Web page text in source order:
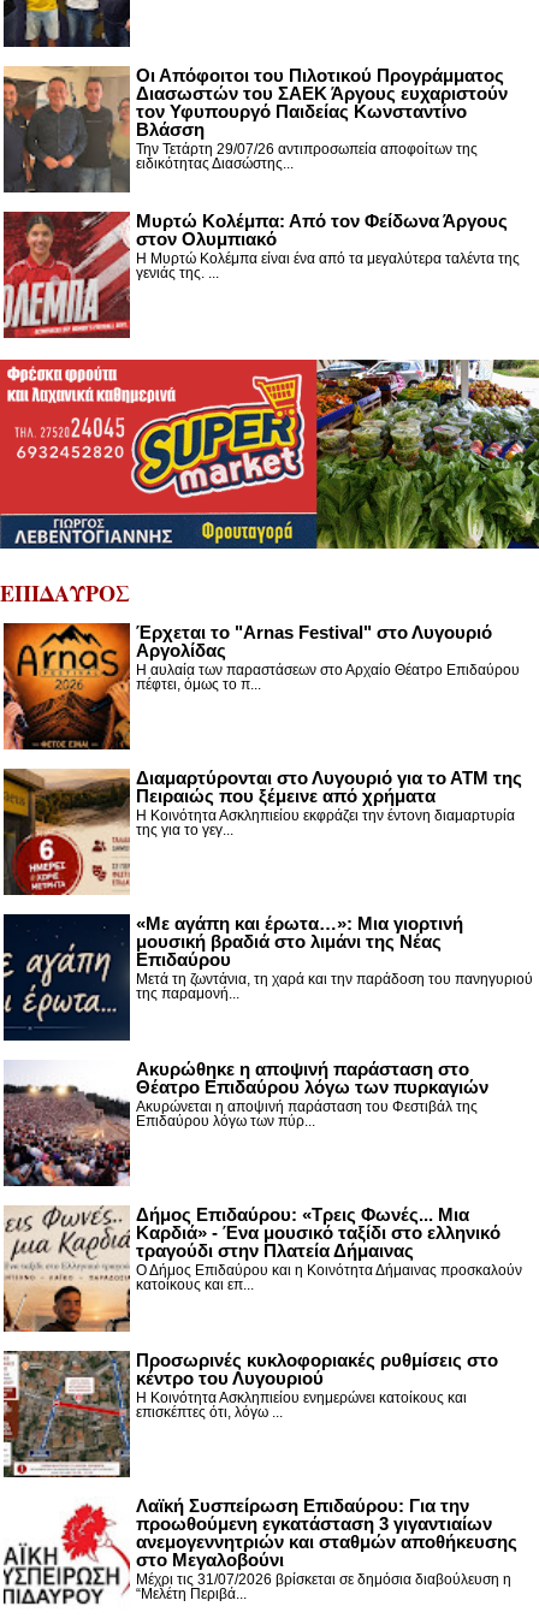
Οι Απόφοιτοι του Πιλοτικού Προγράμματος
Διασωστών του ΣΑΕΚ Άργους ευχαριστούν
τον Υφυπουργό Παιδείας Κωνσταντίνο
Βλάσση
Την Τετάρτη 29/07/26 αντιπροσωπεία αποφοίτων της
ειδικότητας Διασώστης...
Μυρτώ Κολέμπα: Από τον Φείδωνα Άργους
στον Ολυμπιακό
Η Μυρτώ Κολέμπα είναι ένα από τα μεγαλύτερα ταλέντα της
γενιάς της. ...
ΕΠΙΔΑΥΡΟΣ
Έρχεται το "Arnas Festival" στο Λυγουριό
Αργολίδας
Η αυλαία των παραστάσεων στο Αρχαίο Θέατρο Επιδαύρου
πέφτει, όμως το π...
Διαμαρτύρονται στο Λυγουριό για το ΑΤΜ της
Πειραιώς που ξέμεινε από χρήματα
Η Κοινότητα Ασκληπιείου εκφράζει την έντονη διαμαρτυρία
της για το γεγ...
«Με αγάπη και έρωτα…»: Μια γιορτινή
μουσική βραδιά στο λιμάνι της Νέας
Επιδαύρου
Μετά τη ζωντάνια, τη χαρά και την παράδοση του πανηγυριού
της παραμονή...
Ακυρώθηκε η αποψινή παράσταση στο
Θέατρο Επιδαύρου λόγω των πυρκαγιών
Ακυρώνεται η αποψινή παράσταση του Φεστιβάλ της
Επιδαύρου λόγω των πύρ...
Δήμος Επιδαύρου: «Τρεις Φωνές... Μια
Καρδιά» - Ένα μουσικό ταξίδι στο ελληνικό
τραγούδι στην Πλατεία Δήμαινας
Ο Δήμος Επιδαύρου και η Κοινότητα Δήμαινας προσκαλούν
κατοίκους και επ...
Προσωρινές κυκλοφοριακές ρυθμίσεις στο
κέντρο του Λυγουριού
Η Κοινότητα Ασκληπιείου ενημερώνει κατοίκους και
επισκέπτες ότι, λόγω ...
Λαϊκή Συσπείρωση Επιδαύρου: Για την
προωθούμενη εγκατάσταση 3 γιγαντιαίων
ανεμογεννητριών και σταθμών αποθήκευσης
στο Μεγαλοβούνι
Μέχρι τις 31/07/2026 βρίσκεται σε δημόσια διαβούλευση η
“Μελέτη Περιβά...